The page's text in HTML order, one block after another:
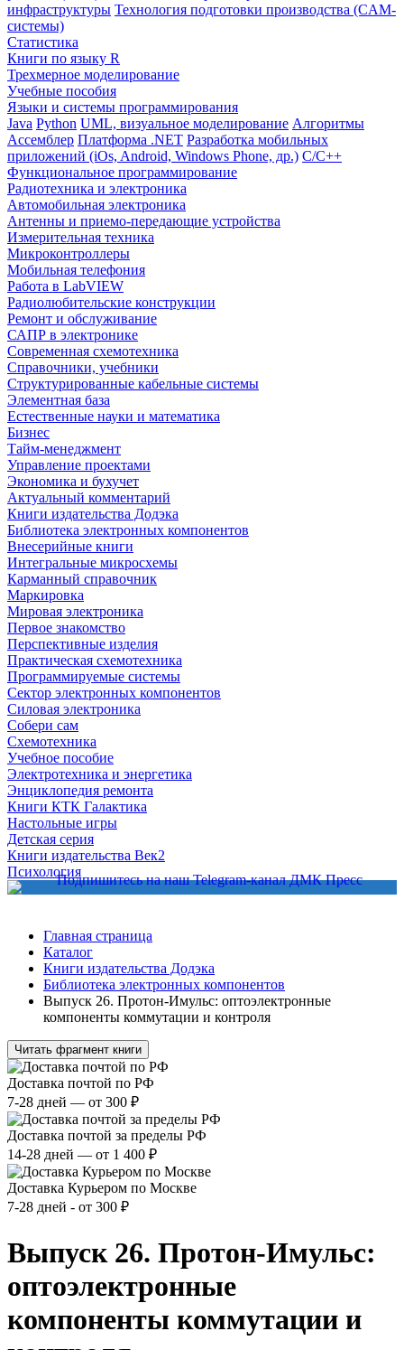
инфраструктуры Технология подготовки производства (CAM-
системы)
Статистика
Книги по языку R
Трехмерное моделирование
Учебные пособия
Языки и системы программирования
Java Python UML, визуальное моделирование Алгоритмы
Ассемблер Платформа .NET Разработка мобильных
приложений (iOs, Android, Windows Phone, др.) С/С++
Функциональное программирование
Радиотехника и электроника
Автомобильная электроника
Антенны и приемо-передающие устройства
Измерительная техника
Микроконтроллеры
Мобильная телефония
Работа в LabVIEW
Радиолюбительские конструкции
Ремонт и обслуживание
САПР в электронике
Современная схемотехника
Справочники, учебники
Структурированные кабельные системы
Элементная база
Естественные науки и математика
Бизнес
Тайм-менеджмент
Управление проектами
Экономика и бухучет
Актуальный комментарий
Книги издательства Додэка
Библиотека электронных компонентов
Внесерийные книги
Интегральные микросхемы
Карманный справочник
Маркировка
Мировая электроника
Первое знакомство
Перспективные изделия
Практическая схемотехника
Программируемые системы
Сектор электронных компонентов
Силовая электроника
Собери сам
Схемотехника
Учебное пособие
Электротехника и энергетика
Энциклопедия ремонта
Книги КТК Галактика
Настольные игры
Детская серия
Книги издательства Век2
Психология
Главная страница
Каталог
Книги издательства Додэка
Библиотека электронных компонентов
Выпуск 26. Протон-Имульс: оптоэлектронные
компоненты коммутации и контроля
Читать фрагмент книги
Доставка почтой по РФ
7-28 дней — от 300 ₽
Доставка почтой за пределы РФ
14-28 дней — от 1 400 ₽
Доставка Курьером по Москве
7-28 дней - от 300 ₽
Выпуск 26. Протон-Имульс:
оптоэлектронные
компоненты коммутации и